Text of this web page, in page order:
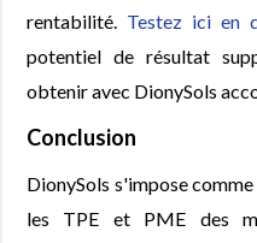
rentabilité. Testez ici en
potentiel de résultat
obtenir avec DionySols
Conclusion
DionySols s'impose
les TPE et PME des